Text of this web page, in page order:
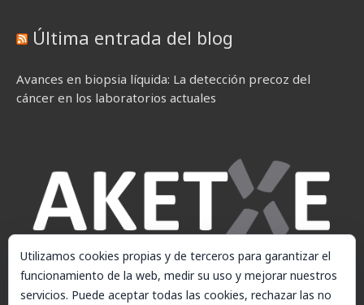
Última entrada del blog
Avances en biopsia líquida: La detección precoz del
cáncer en los laboratorios actuales
Utilizamos cookies propias y de terceros para garantizar el
funcionamiento de la web, medir su uso y mejorar nuestros
servicios. Puede aceptar todas las cookies, rechazar las no